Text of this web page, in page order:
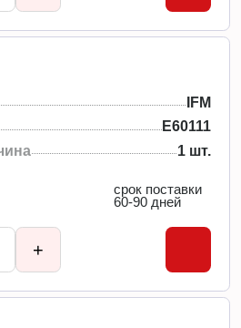
IFM
E60111
1 шт.
срок поставки
60-90 дней
+